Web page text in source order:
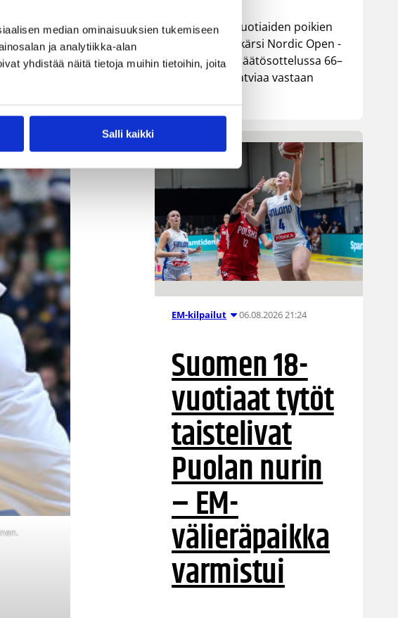
median ominaisuuksien tukemiseen
ja analytiikka-alan
yhdistää näitä tietoja muihin tietoihin, joita
Salli kaikki
Suomen 15-vuotiaiden poikien
maajoukkue kärsi Nordic Open -
turnauksen päätösottelussa 66–
74-tappion Latviaa vastaan
EM-kilpailut 06.08.2026 21:24
Suomen 18-
vuotiaat tytöt
taistelivat
Puolan nurin
– EM-
välieräpaikka
varmistui